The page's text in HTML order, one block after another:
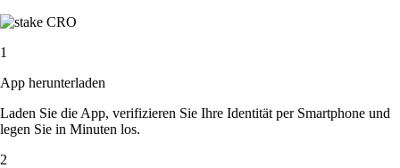
1
App herunterladen
Laden Sie die App, verifizieren Sie Ihre Identität per Smartphone und
legen Sie in Minuten los.
2